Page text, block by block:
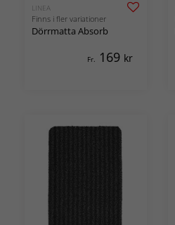
LINEA
Finns i fler variationer
Dörrmatta Absorb
Fr. 169 kr